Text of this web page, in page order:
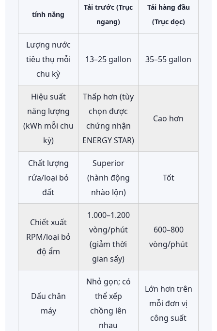
tính năng
Tải trước (Trục
ngang)
Tải hàng đầu
(Trục dọc)
Lượng nước
tiêu thụ mỗi
chu kỳ
13–25 gallon 35–55 gallon
Hiệu suất
năng lượng
(kWh mỗi chu
kỳ)
Thấp hơn (tùy
chọn được
chứng nhận
ENERGY STAR)
Cao hơn
Chất lượng
rửa/loại bỏ
đất
Superior
(hành động
nhào lộn)
Tốt
Chiết xuất
RPM/loại bỏ
độ ẩm
1.000–1.200
vòng/phút
(giảm thời
gian sấy)
600–800
vòng/phút
Dấu chân
máy
Nhỏ gọn; có
thể xếp
chồng lên
nhau
Lớn hơn trên
mỗi đơn vị
công suất